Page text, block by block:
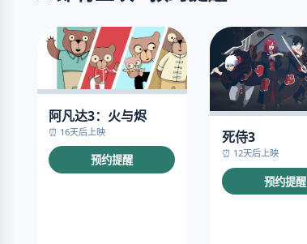
阿凡达3：火与烬
⏰ 16天后上映
预约提醒
死侍3
⏰ 12天后上映
预约提醒